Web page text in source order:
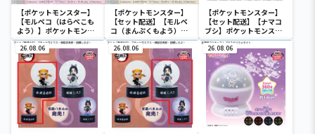
【ポケットモンスター】
【モルペコ（はらぺこも
よう）】ポケットモンス
ター めちゃもふぐっとぬ
いぐるみ～モルペコ（は
らぺこもよう）～
【ポケットモンスター】
【セット配送】【モルペ
コ（まんぷくもよう）】
ポケットモンスター めち
ゃもふぐっとぬいぐるみ
～モルペコ（まんぷくも
よう）～
【ポケットモンスター】
【セット配送】【ナマコ
ブシ】ポケットモンスタ
ー めちゃもふぐっとぬい
ぐるみ～ナマコブシ～
26.08.06 26.08.06 26.08.06